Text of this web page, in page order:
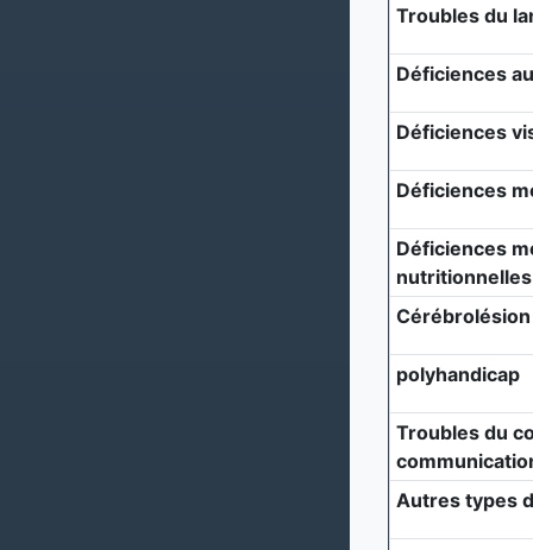
Troubles du
Déficiences
Déficiences
Déficiences
Déficiences
nutritionnelles
Cérébrolésion
polyhandicap
Troubles du
Autres types